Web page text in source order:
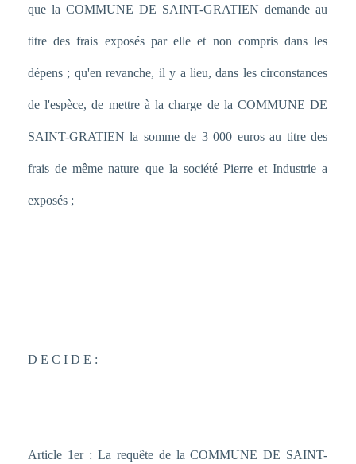
que la COMMUNE DE SAINT-GRATIEN demande au
titre des frais exposés par elle et non compris dans les
dépens ; qu'en revanche, il y a lieu, dans les circonstances
de l'espèce, de mettre à la charge de la COMMUNE DE
SAINT-GRATIEN la somme de 3 000 euros au titre des
frais de même nature que la société Pierre et Industrie a
exposés ;
D E C I D E :
Article 1er : La requête de la COMMUNE DE SAINT-